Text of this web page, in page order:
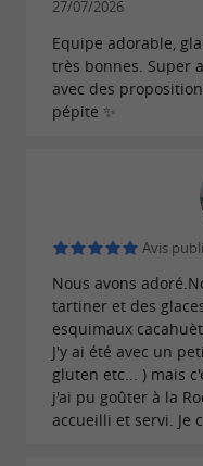
27/07/2026
Equipe adorable,
très bonnes. Super
avec des
pépite ✨
Avis
Nous avons
tartiner et des
esquimaux
J'y ai été avec un
gluten etc... ) mais
j'ai pu goûter à la
accueilli et servi. Je